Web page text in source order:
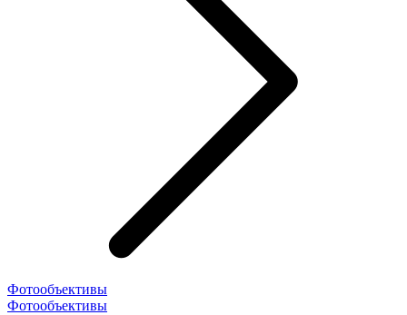
Фотообъективы
Фотообъективы